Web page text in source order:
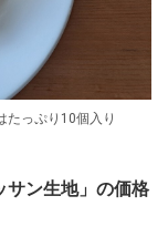
たっぷり10個入り
サン生地」の価格